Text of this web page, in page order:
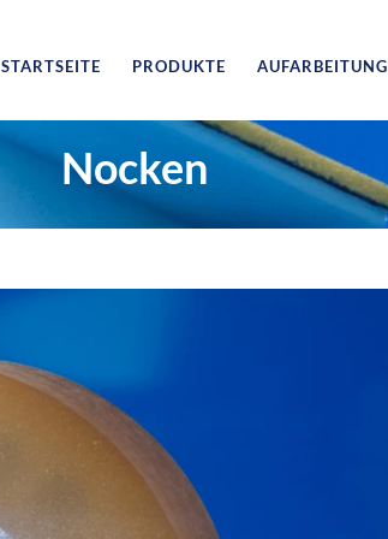
STARTSEITE PRODUKTE AUFARBEITUNG
Nocken